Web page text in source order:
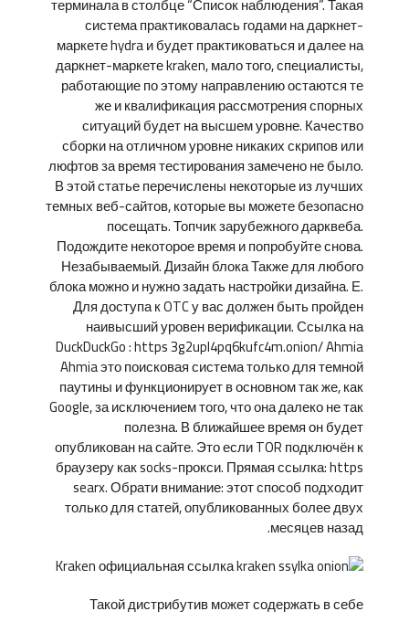
система практиковалась годами на даркнет-
маркете hydra и будет практиковаться и далее на
даркнет-маркете kraken, мало того, специалисты,
работающие по этому направлению остаются те
же и квалификация рассмотрения спорных
ситуаций будет на высшем уровне. Качество
сборки на отличном уровне никаких скрипов или
люфтов за время тестирования замечено не было.
В этой статье перечислены некоторые из лучших
темных веб-сайтов, которые вы можете безопасно
посещать. Топчик зарубежного дарквеба.
Подождите некоторое время и попробуйте снова.
Незабываемый. Дизайн блока Также для любого
блока можно и нужно задать настройки дизайна. Е.
Для доступа к OTC у вас должен быть пройден
наивысший уровен верификации. Ссылка на
DuckDuckGo : https 3g2upl4pq6kufc4m.onion/ Ahmia
Ahmia это поисковая система только для темной
паутины и функционирует в основном так же, как
Google, за исключением того, что она далеко не так
полезна. В ближайшее время он будет
опубликован на сайте. Это если TOR подключён к
браузеру как socks-прокси. Прямая ссылка: https
searx. Обрати внимание: этот способ подходит
только для статей, опубликованных более двух
месяцев назад.
Такой дистрибутив может содержать в себе